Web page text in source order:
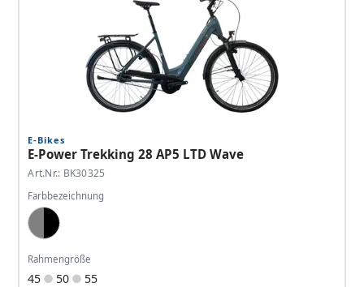
E-Bikes
E-Power Trekking 28 AP5 LTD Wave
Art.Nr.: BK30325
Farbbezeichnung
Blue Grey, Black
Rahmengröße
45 50 55